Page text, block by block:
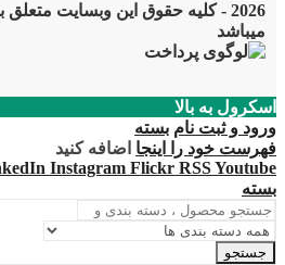
2026 - کلیه حقوق این وبسایت
میباشد
اسکرول به بالا
ورود و ثبت نام بسته
فهرست خود را اینجا اضافه کنید
Instagram Flickr RSSYoutube
بسته
جستجو